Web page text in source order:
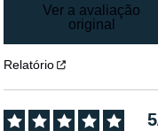
Ver a avaliação
original
Relatório
5